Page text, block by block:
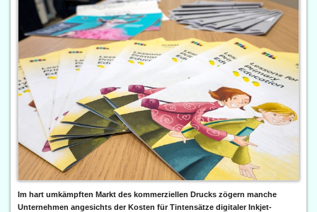
Im hart umkämpften Markt des kommerziellen Drucks zögern manche
Unternehmen angesichts der Kosten für Tintensätze digitaler Inkjet-